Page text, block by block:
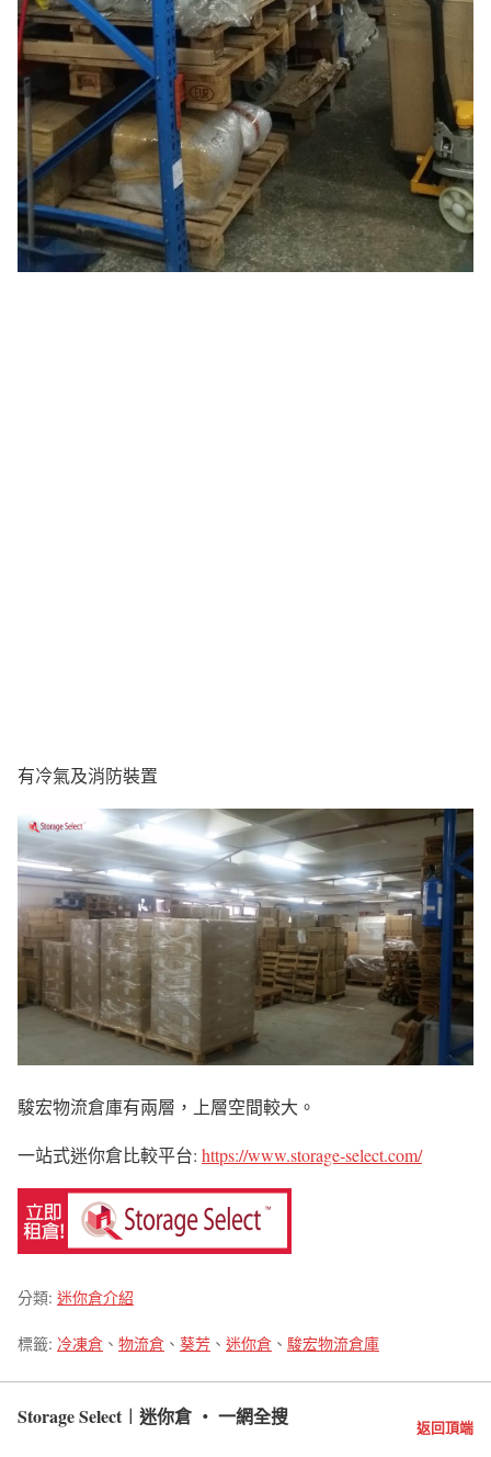
有冷氣及消防裝置
駿宏物流倉庫有兩層，上層空間較大。
一站式迷你倉比較平台: https://www.storage-select.com/
分類: 迷你倉介紹
標籤: 冷凍倉 、 物流倉 、 葵芳 、 迷你倉 、 駿宏物流倉庫
Storage Select︱迷你倉 ‧ 一網全搜 返回頂端